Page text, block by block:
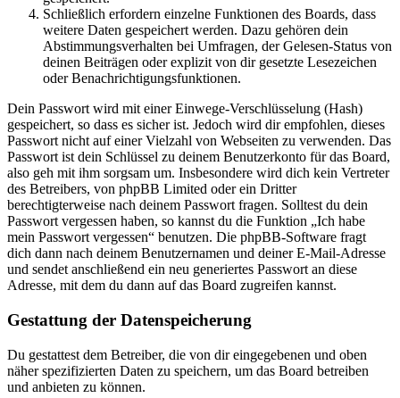
Schließlich erfordern einzelne Funktionen des Boards, dass
weitere Daten gespeichert werden. Dazu gehören dein
Abstimmungsverhalten bei Umfragen, der Gelesen-Status von
deinen Beiträgen oder explizit von dir gesetzte Lesezeichen
oder Benachrichtigungsfunktionen.
Dein Passwort wird mit einer Einwege-Verschlüsselung (Hash)
gespeichert, so dass es sicher ist. Jedoch wird dir empfohlen, dieses
Passwort nicht auf einer Vielzahl von Webseiten zu verwenden. Das
Passwort ist dein Schlüssel zu deinem Benutzerkonto für das Board,
also geh mit ihm sorgsam um. Insbesondere wird dich kein Vertreter
des Betreibers, von phpBB Limited oder ein Dritter
berechtigterweise nach deinem Passwort fragen. Solltest du dein
Passwort vergessen haben, so kannst du die Funktion „Ich habe
mein Passwort vergessen“ benutzen. Die phpBB-Software fragt
dich dann nach deinem Benutzernamen und deiner E-Mail-Adresse
und sendet anschließend ein neu generiertes Passwort an diese
Adresse, mit dem du dann auf das Board zugreifen kannst.
Gestattung der Datenspeicherung
Du gestattest dem Betreiber, die von dir eingegebenen und oben
näher spezifizierten Daten zu speichern, um das Board betreiben
und anbieten zu können.